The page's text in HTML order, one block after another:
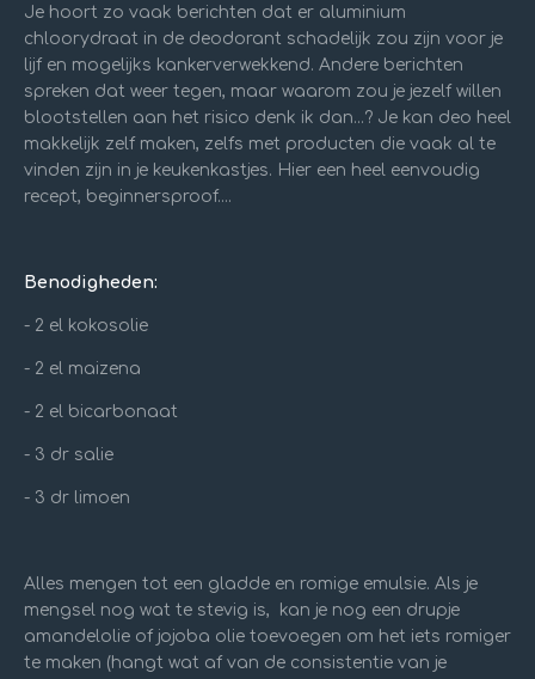
Je hoort zo vaak berichten dat er aluminium
chloorydraat in de deodorant schadelijk zou zijn voor je
lijf en mogelijks kankerverwekkend. Andere berichten
spreken dat weer tegen, maar waarom zou je jezelf willen
blootstellen aan het risico denk ik dan...? Je kan deo heel
makkelijk zelf maken, zelfs met producten die vaak al te
vinden zijn in je keukenkastjes. Hier een heel eenvoudig
recept, beginnersproof....
Benodigheden:
- 2 el kokosolie
- 2 el maizena
- 2 el bicarbonaat
- 3 dr salie
- 3 dr limoen
Alles mengen tot een gladde en romige emulsie. Als je
mengsel nog wat te stevig is, kan je nog een drupje
amandelolie of jojoba olie toevoegen om het iets romiger
te maken (hangt wat af van de consistentie van je